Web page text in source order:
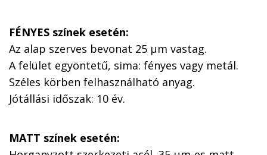
FÉNYES színek esetén:
Az alap szerves bevonat 25 µm vastag.
A felület egyöntetű, sima: fényes vagy metál.
Széles körben felhasználható anyag.
Jótállási időszak: 10 év.
MATT színek esetén: